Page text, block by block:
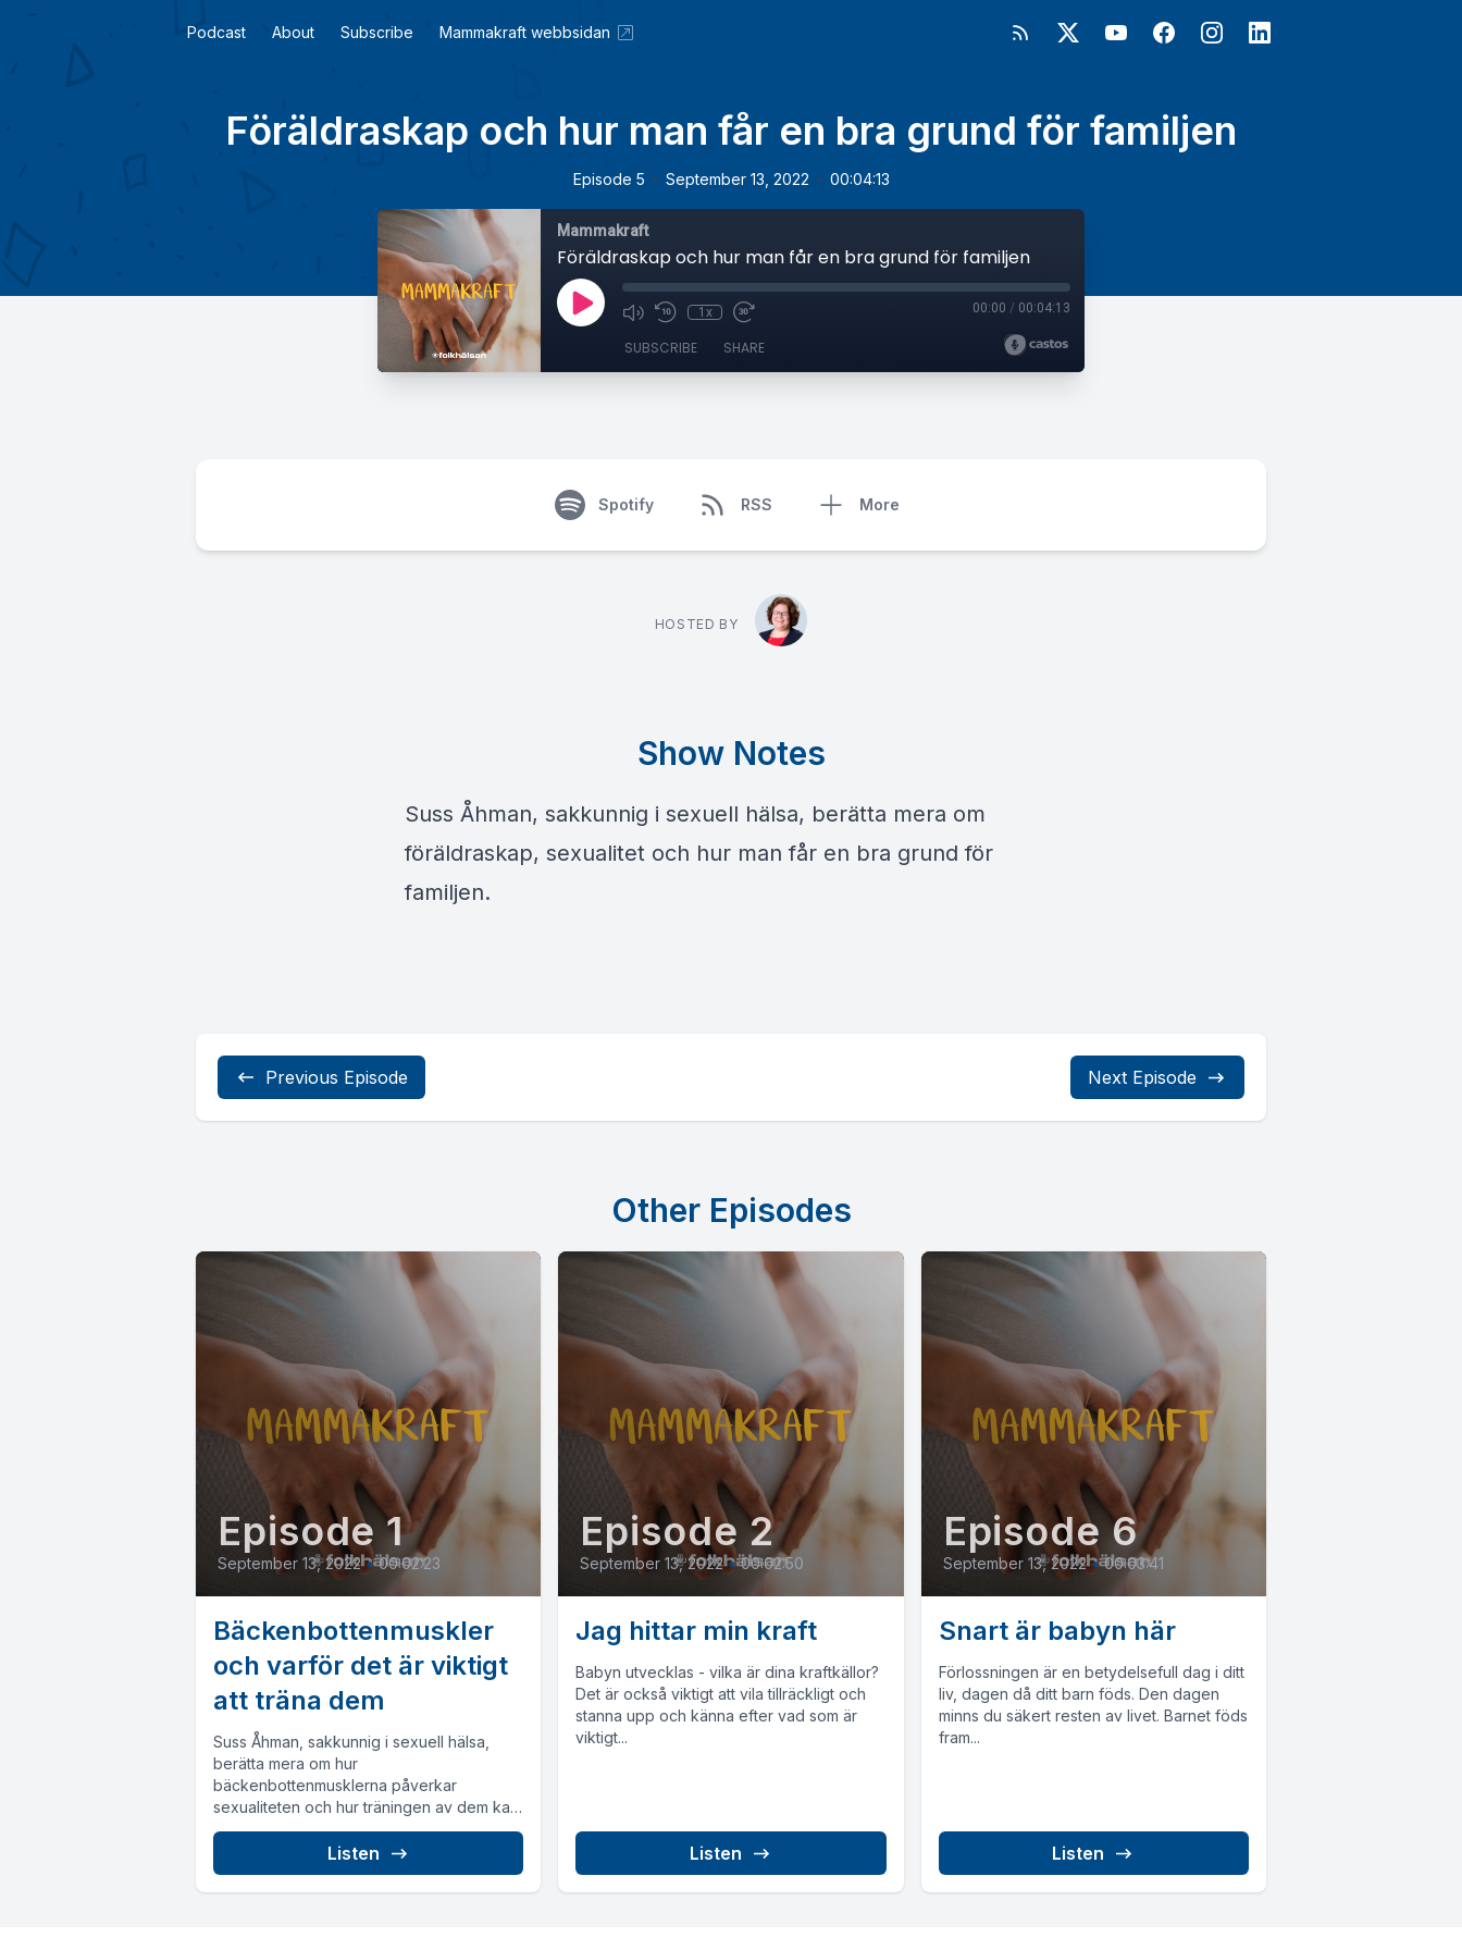
Podcast About Subscribe Mammakraft webbsidan
Föräldraskap och hur man får en bra grund för familjen
Episode 5 • September 13, 2022 • 00:04:13
Mammakraft
Föräldraskap och hur man får en bra grund för familjen
1x 00:00 / 00:04:13
SUBSCRIBE SHARE
Spotify RSS More
HOSTED BY
Show Notes
Suss Åhman, sakkunnig i sexuell hälsa, berätta mera om
föräldraskap, sexualitet och hur man får en bra grund för
familjen.
Previous Episode Next Episode
Other Episodes
Episode 1
September 13, 2022 • 00:02:23
Bäckenbottenmuskler
och varför det är viktigt
att träna dem
Suss Åhman, sakkunnig i sexuell hälsa,
berätta mera om hur
bäckenbottenmusklerna påverkar
sexualiteten och hur träningen av dem kan
ge bättre sex.
Listen
Episode 2
September 13, 2022 • 00:02:50
Jag hittar min kraft
Babyn utvecklas - vilka är dina kraftkällor?
Det är också viktigt att vila tillräckligt och
stanna upp och känna efter vad som är
viktigt...
Listen
Episode 6
September 13, 2022 • 00:03:41
Snart är babyn här
Förlossningen är en betydelsefull dag i ditt
liv, dagen då ditt barn föds. Den dagen
minns du säkert resten av livet. Barnet föds
fram...
Listen